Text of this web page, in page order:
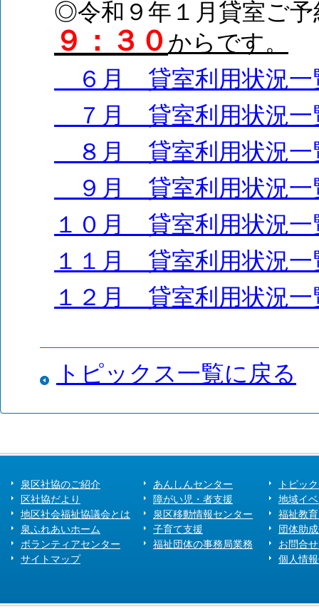
◎令和９年１月貸室ご予
９：３０ からです。
６月 貸室利用状況一
７月 貸室利用状況一
８月 貸室利用状況一
９月 貸室利用状況一
１０月 貸室利用状況一
１１月 貸室利用状況一
１２月 貸室利用状況一
トピックス一覧に戻る
泉区社協のご紹介
区社協だより
地区社会福祉協議会とは
泉ふれあいホーム
ボランティアセンター
サイトマップ
あんしんセンター
障がい児・者支援
泉区移動情報センター
子育て支援
福祉団体の事務局業務
トピッ
地域イ
福祉教
団体助
お問合
個人情